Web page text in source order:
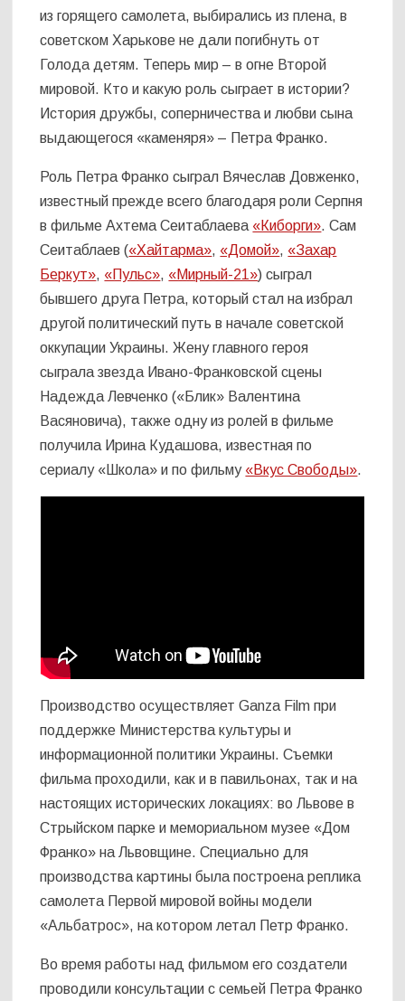
из горящего самолета, выбирались из плена, в
советском Харькове не дали погибнуть от
Голода детям. Теперь мир – в огне Второй
мировой. Кто и какую роль сыграет в истории?
История дружбы, соперничества и любви сына
выдающегося «каменяря» – Петра Франко.
Роль Петра Франко сыграл Вячеслав Довженко,
известный прежде всего благодаря роли Серпня
в фильме Ахтема Сеитаблаева «Киборги». Сам
Сеитаблаев («Хайтарма», «Домой», «Захар
Беркут», «Пульс», «Мирный-21») сыграл
бывшего друга Петра, который стал на избрал
другой политический путь в начале советской
оккупации Украины. Жену главного героя
сыграла звезда Ивано-Франковской сцены
Надежда Левченко («Блик» Валентина
Васяновича), также одну из ролей в фильме
получила Ирина Кудашова, известная по
сериалу «Школа» и по фильму «Вкус Свободы».
Производство осуществляет Ganza Film при
поддержке Министерства культуры и
информационной политики Украины. Съемки
фильма проходили, как и в павильонах, так и на
настоящих исторических локациях: во Львове в
Стрыйском парке и мемориальном музее «Дом
Франко» на Львовщине. Специально для
производства картины была построена реплика
самолета Первой мировой войны модели
«Альбатрос», на котором летал Петр Франко.
Во время работы над фильмом его создатели
проводили консультации с семьей Петра Франко